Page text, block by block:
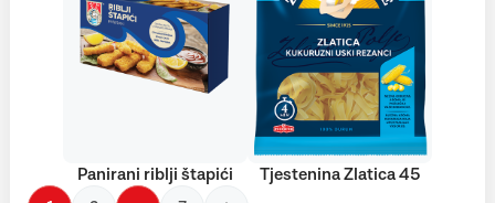
Panirani riblji štapići Tjestenina Zlatica 45